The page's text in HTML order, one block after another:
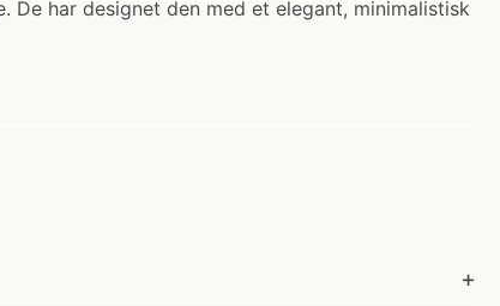
De har designet den med et elegant, minimalistisk